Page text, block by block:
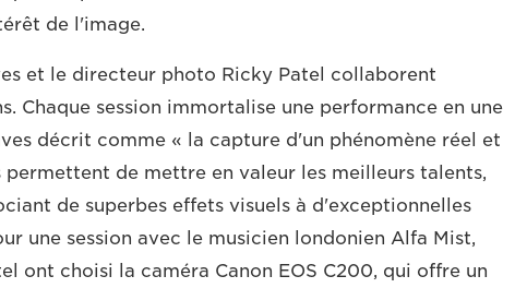
de l'image.
et le directeur photo Ricky Patel collaborent
Chaque session immortalise une performance en une
décrit comme « la capture d'un phénomène réel et
permettent de mettre en valeur les meilleurs talents,
de superbes effets visuels à d'exceptionnelles
une session avec le musicien londonien Alfa Mist,
ont choisi la caméra Canon EOS C200, qui offre un